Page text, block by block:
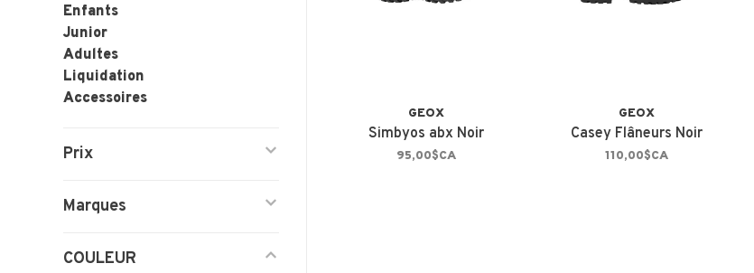
Enfants
Junior
Adultes
Liquidation
Accessoires
Prix
Marques
COULEUR
GEOX
Simbyos abx Noir
95,00$CA
GEOX
Casey Flâneurs Noir
110,00$CA